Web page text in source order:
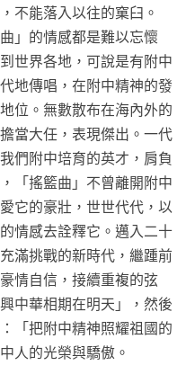
不能落入以往的窠臼。
的情感都是難以忘懷
世界各地，可說是有附中
地傳唱，在附中精神的發
位。無數散布在海內外的
當大任，表現傑出。一代
們附中培育的英才，肩負
「搖籃曲」不曾離開附中
它的豪壯，世世代代，以
情感去詮釋它。邁入二十
滿挑戰的新時代，繼踵前
情自信，接續重複的弦
中華相期在明天」，然後
「把附中精神照耀祖國的
人的光榮與驕傲。